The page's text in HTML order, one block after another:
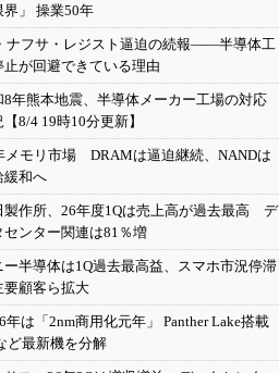
界」 操業50年
ナフサ・レジスト逼迫の続報――半導体工
止が回避できている理由
8年熊本地震、半導体メーカー工場の対応
8/4 19時10分更新】
メモリ市場 DRAMは逼迫継続、NANDは
緩和へ
製作所、26年度1Qは売上高が過去最高 デ
センター関連は81％増
ー半導体は1Q過去最高益、スマホ市況停滞
要顧客ら拡大
年は「2nm商用化元年」 Panther Lake搭載
ど最新機を分解